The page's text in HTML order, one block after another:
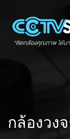
content
กล้องวง